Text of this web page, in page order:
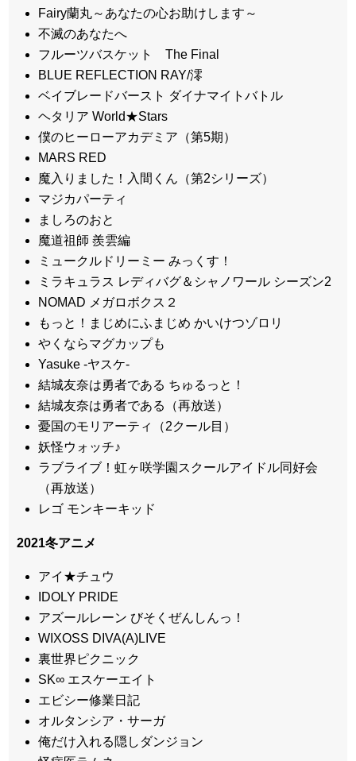
Fairy蘭丸～あなたの心お助けします～
不滅のあなたへ
フルーツバスケット The Final
BLUE REFLECTION RAY/澪
ベイブレードバースト ダイナマイトバトル
ヘタリア World★Stars
僕のヒーローアカデミア（第5期）
MARS RED
魔入りました！入間くん（第2シリーズ）
マジカパーティ
ましろのおと
魔道祖師 羨雲編
ミュークルドリーミー みっくす！
ミラキュラス レディバグ＆シャノワール シーズン2
NOMAD メガロボクス２
もっと！まじめにふまじめ かいけつゾロリ
やくならマグカップも
Yasuke -ヤスケ-
結城友奈は勇者である ちゅるっと！
結城友奈は勇者である（再放送）
憂国のモリアーティ（2クール目）
妖怪ウォッチ♪
ラブライブ！虹ヶ咲学園スクールアイドル同好会
（再放送）
レゴ モンキーキッド
2021冬アニメ
アイ★チュウ
IDOLY PRIDE
アズールレーン びそくぜんしんっ！
WIXOSS DIVA(A)LIVE
裏世界ピクニック
SK∞ エスケーエイト
エビシー修業日記
オルタンシア・サーガ
俺だけ入れる隠しダンジョン